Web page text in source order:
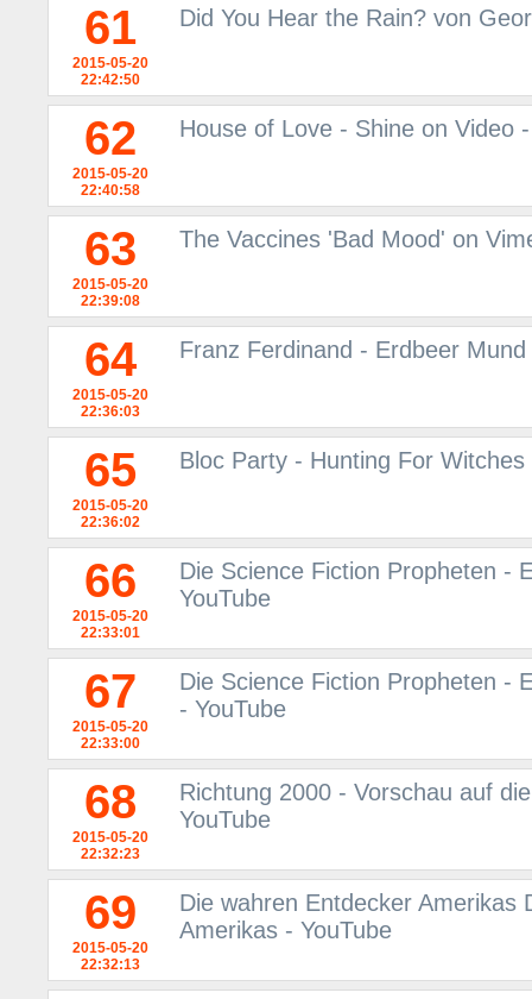
61
2015-05-20
22:42:50
Did You Hear the Rain? von
62
2015-05-20
22:40:58
House of Love - Shine on Video
63
2015-05-20
22:39:08
The Vaccines 'Bad Mood' on
64
2015-05-20
22:36:03
Franz Ferdinand - Erdbeer
65
2015-05-20
22:36:02
Bloc Party - Hunting For Witches
66
2015-05-20
22:33:01
Die Science Fiction Propheten -
YouTube
67
2015-05-20
22:33:00
Die Science Fiction Propheten -
- YouTube
68
2015-05-20
22:32:23
Richtung 2000 - Vorschau auf
YouTube
69
2015-05-20
22:32:13
Die wahren Entdecker Amerikas
Amerikas - YouTube